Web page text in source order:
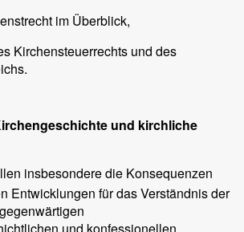
im Überblick,
Kirchensteuerrechts und des
und kirchliche
insbesondere die Konsequenzen
Entwicklungen für das Verständnis der